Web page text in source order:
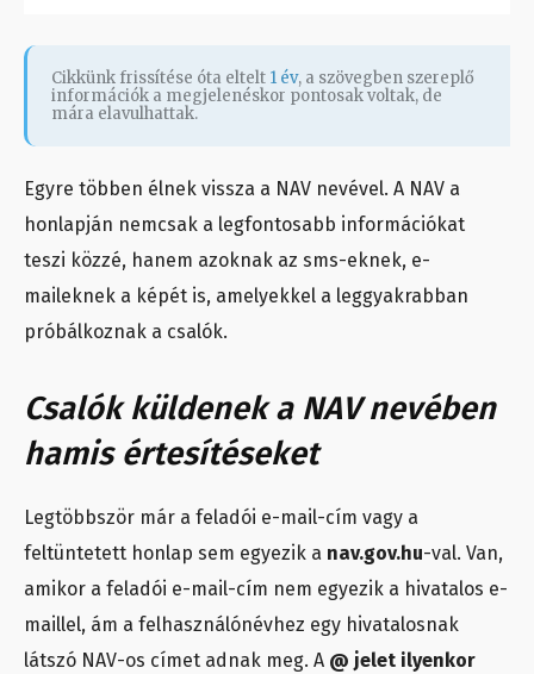
Cikkünk frissítése óta eltelt 1 év, a szövegben szereplő
információk a megjelenéskor pontosak voltak, de
mára elavulhattak.
Egyre többen élnek vissza a NAV nevével. A NAV a
honlapján nemcsak a legfontosabb információkat
teszi közzé, hanem azoknak az sms-eknek, e-
maileknek a képét is, amelyekkel a leggyakrabban
próbálkoznak a csalók.
Csalók küldenek a NAV nevében
hamis értesítéseket
Legtöbbször már a feladói e-mail-cím vagy a
feltüntetett honlap sem egyezik a nav.gov.hu-val. Van,
amikor a feladói e-mail-cím nem egyezik a hivatalos e-
maillel, ám a felhasználónévhez egy hivatalosnak
látszó NAV-os címet adnak meg. A @ jelet ilyenkor